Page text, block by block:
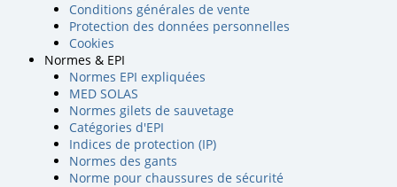
Conditions générales de vente
Protection des données personnelles
Cookies
Normes & EPI
Normes EPI expliquées
MED SOLAS
Normes gilets de sauvetage
Catégories d'EPI
Indices de protection (IP)
Normes des gants
Norme pour chaussures de sécurité